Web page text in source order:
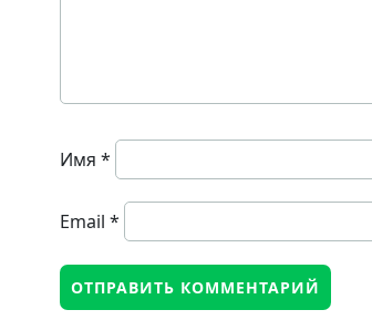
Имя *
Email *